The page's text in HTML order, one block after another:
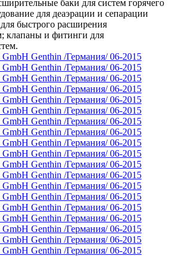
баки для систем горячего
для деаэрации и сепарации
быстрого расширения
клапаны и фитинги для